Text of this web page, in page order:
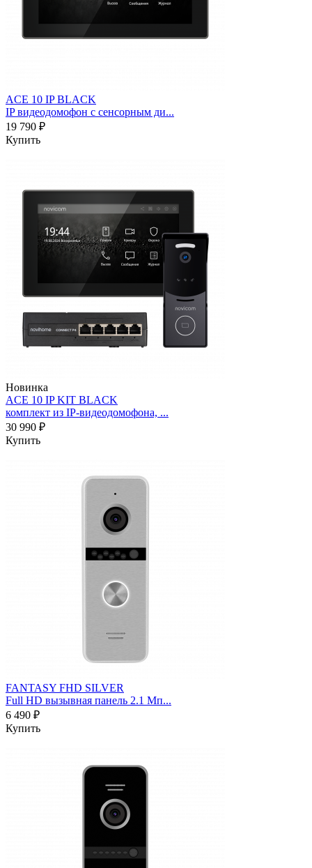
ACE 10 IP BLACK
IP видеодомофон с сенсорным ди...
19 790 ₽
Купить
Новинка
ACE 10 IP KIT BLACK
комплект из IP-видеодомофона, ...
30 990 ₽
Купить
FANTASY FHD SILVER
Full HD вызывная панель 2.1 Мп...
6 490 ₽
Купить